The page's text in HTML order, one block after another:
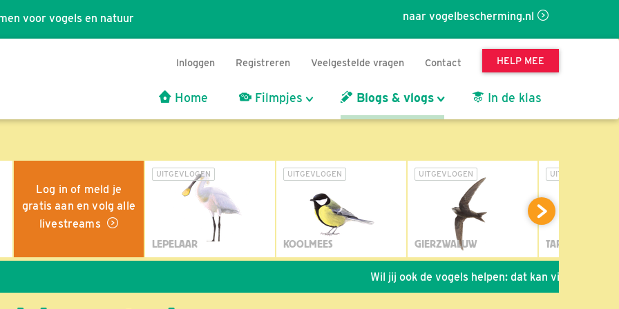
naar vogelbescherming.nl
voor vogels en natuur
Inloggen Registreren Veelgestelde vragen Contact HELP MEE
Home Filmpjes Blogs & vlogs In de klas
Log in of meld je
gratis aan en volg alle
livestreams
UITGEVLOGEN
LEPELAAR
UITGEVLOGEN
KOOLMEES
UITGEVLOGEN
GIERZWALUW
UITGEVLOGEN
TAPUIT
Wil jij ook de vogels helpen: dat kan via de link!